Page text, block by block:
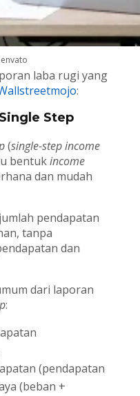
laba rugi yang
:
Step
(single-step income
bentukincome
dan mudah
pendapatan
tanpa
dan
dari laporan
:
(pendapatan
(beban +